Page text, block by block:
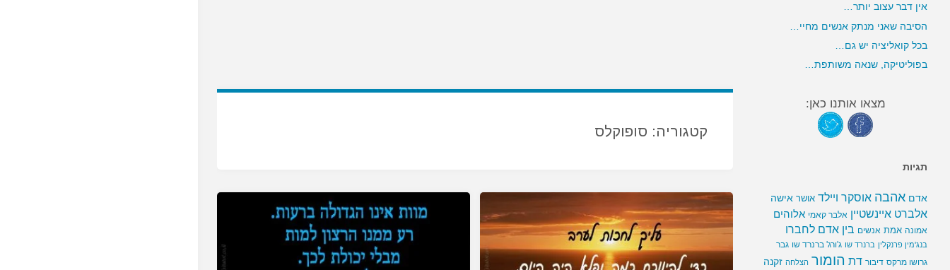
קטגוריה: סופוקלס
אין דבר עצוב יותר…
הסיבה שאני מנתק אנשים מחיי…
בכל קואליציה יש גם…
בפוליטיקה, שנאה משותפת…
מצאו אותנו כאן:
תגיות
אדם אהבה אוסקר ויילד אושר אישה
אלברט איינשטיין אלבר קאמי אלוהים
אמונה אמת אנשים בין אדם לחברו
בנג'מין פרנקלין ברנרד שו ג'ורג' ברנרד שו גבר
גרושו מרקס דיבור דת הומור הצלחה זקנה